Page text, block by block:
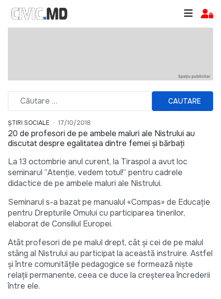
CAUTARE
ȘTIRI SOCIALE 17/10/2018
20 de profesori de pe ambele maluri ale Nistrului au
discutat despre egalitatea dintre femei și bărbați
La 13 octombrie anul curent, la Tiraspol a avut loc
seminarul ”Atenție, vedem totul!” pentru cadrele
didactice de pe ambele maluri ale Nistrului.
Seminarul s-a bazat pe manualul «Compas» de Educație
pentru Drepturile Omului cu participarea tinerilor,
elaborat de Consiliul Europei.
Atât profesori de pe malul drept, cât și cei de pe malul
stâng al Nistrului au participat la această instruire. Astfel
și între comunitățile pedagogice se formează niște
relații permanente, ceea ce duce la creșterea încrederii
între ele.